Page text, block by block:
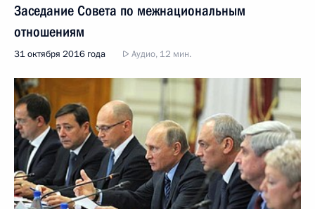
Заседание Совета по межнациональным
отношениям
31 октября 2016 года Аудио, 12 мин.